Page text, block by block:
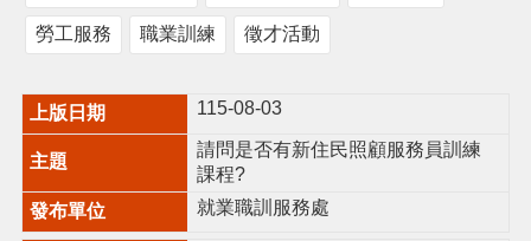
訊
公
告
勞工服務 職業訓練 徵才活動
115-08-03
請問是否有新住民照顧服務員訓練
課程?
就業職訓服務處